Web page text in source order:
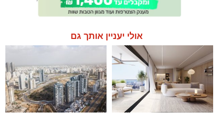
אולי יעניין אותך גם